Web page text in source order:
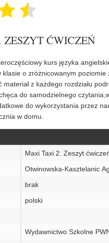
ĆWICZEŃ
kurs języka
klasie o zróżnicowanym
materiał z każdego rozdziału
do samodzielnego
do wykorzystania przez
w domu.
Maxi Taxi 2. Zeszyt
Otwinowska-Kasztelanic
brak
polski
Wydawnictwo Szkolne